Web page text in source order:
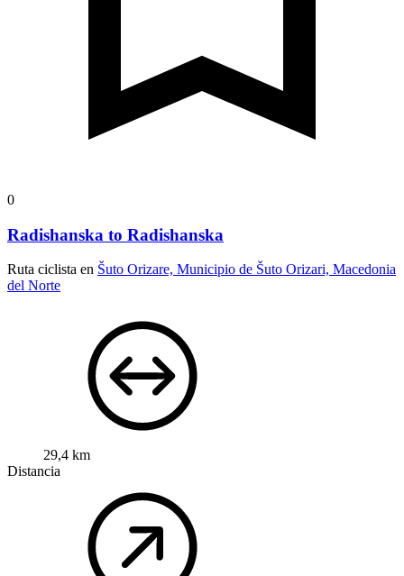
0
Radishanska to Radishanska
Ruta ciclista en Šuto Orizare, Municipio de Šuto Orizari, Macedonia
del Norte
29,4 km
Distancia